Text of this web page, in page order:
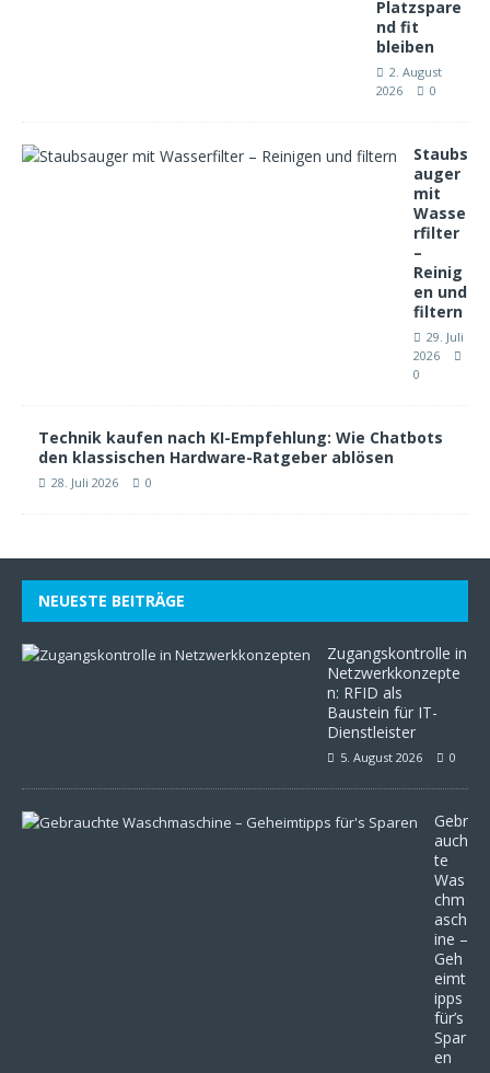
Platzspare
nd fit
bleiben
2. August
2026
0
Staubs
auger
mit
Wasse
rfilter
–
Reinig
en und
filtern
29. Juli
2026
0
Technik kaufen nach KI-Empfehlung: Wie Chatbots
den klassischen Hardware-Ratgeber ablösen
28. Juli 2026 0
NEUESTE BEITRÄGE
Zugangskontrolle in
Netzwerkkonzepte
n: RFID als
Baustein für IT-
Dienstleister
5. August 2026 0
Gebr
auch
te
Was
chm
asch
ine –
Geh
eimt
ipps
für’s
Spar
en